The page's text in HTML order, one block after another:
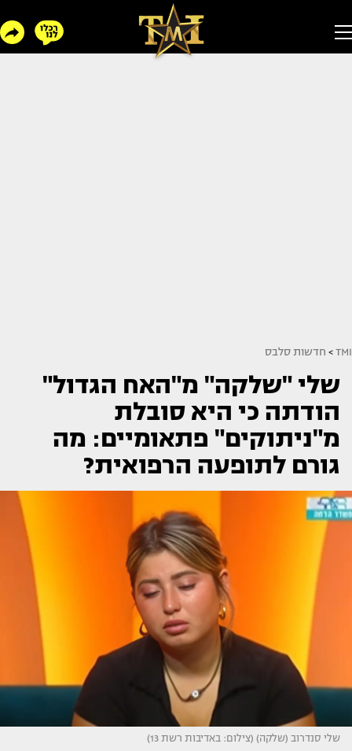
TMI
> חדשות סלבס
שלי "שלקה" מ"האח הגדול"
הודתה כי היא סובלת
מ"ניתוקים" פתאומיים: מה
גורם לתופעה הרפואית?
שלי סנדרוב (שלקה) (צילום: באדיבות רשת 13)